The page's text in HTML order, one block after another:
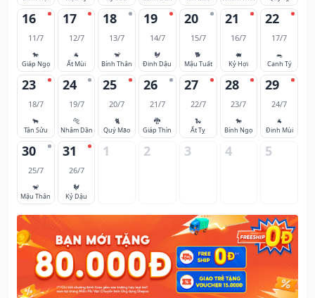
16
11/7
🐎
Giáp Ngọ
17
12/7
🐐
Ất Mùi
18
13/7
🐒
Bính Thân
19
14/7
🐓
Đinh Dậu
20
15/7
🐕
Mậu Tuất
21
16/7
🐖
Kỷ Hợi
22
17/7
🐀
Canh Tý
23
18/7
🐂
Tân Sửu
24
19/7
🐅
Nhâm Dần
25
20/7
🐈
Quý Mão
26
21/7
🐉
Giáp Thìn
27
22/7
🐍
Ất Tỵ
28
23/7
🐎
Bính Ngọ
29
24/7
🐐
Đinh Mùi
30
25/7
🐒
Mậu Thân
31
26/7
🐓
Kỷ Dậu
1 2 3 4 5